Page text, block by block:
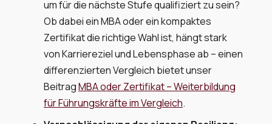
um für die nächste Stufe qualifiziert zu sein?
Ob dabei ein MBA oder ein kompaktes
Zertifikat die richtige Wahl ist, hängt stark
von Karriereziel und Lebensphase ab – einen
differenzierten Vergleich bietet unser
BeitragMBA oder Zertifikat – Weiterbildung
für Führungskräfte im Vergleich.